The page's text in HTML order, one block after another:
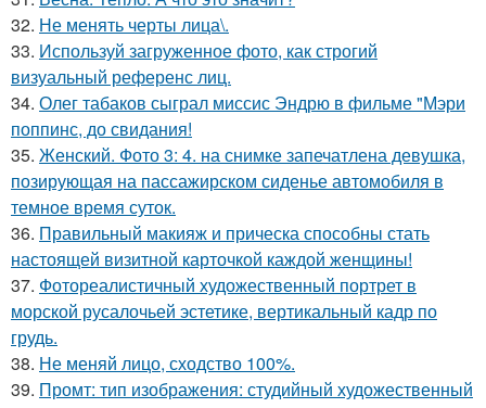
32. Не менять черты лица\.
33. Используй загруженное фото, как строгий
визуальный референс лиц.
34. Олег табаков сыграл миссис Эндрю в фильме "Мэри
поппинс, до свидания!
35. Женский. Фото 3: 4. на снимке запечатлена девушка,
позирующая на пассажирском сиденье автомобиля в
темное время суток.
36. Правильный макияж и прическа способны стать
настоящей визитной карточкой каждой женщины!
37. Фотореалистичный художественный портрет в
морской русалочьей эстетике, вертикальный кадр по
грудь.
38. Не меняй лицо, сходство 100%.
39. Промт: тип изображения: студийный художественный